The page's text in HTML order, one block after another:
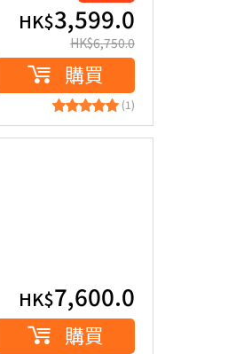
HK$3,599.0
HK$6,750.0
購買
(1)
HK$7,600.0
購買